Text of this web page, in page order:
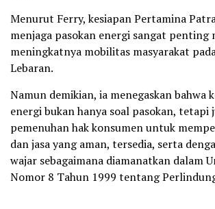
Menurut Ferry, kesiapan Pertamina
menjaga pasokan energi sangat penting
meningkatnya mobilitas masyarakat
Lebaran.
Namun demikian, ia menegaskan bahwa
energi bukan hanya soal pasokan, tetapi
pemenuhan hak konsumen untuk
dan jasa yang aman, tersedia, serta
wajar sebagaimana diamanatkan dalam
Nomor 8 Tahun 1999 tentang